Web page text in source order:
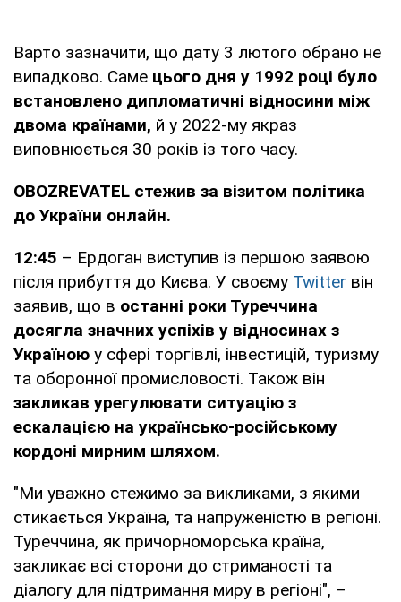
Варто зазначити, що дату 3 лютого обрано не
випадково. Саме цього дня у 1992 році було
встановлено дипломатичні відносини між
двома країнами, й у 2022-му якраз
виповнюється 30 років із того часу.
OBOZREVATEL стежив за візитом політика
до України онлайн.
12:45 – Ердоган виступив із першою заявою
після прибуття до Києва. У своєму Twitter він
заявив, що в останні роки Туреччина
досягла значних успіхів у відносинах з
Україною у сфері торгівлі, інвестицій, туризму
та оборонної промисловості. Також він
закликав урегулювати ситуацію з
ескалацією на українсько-російському
кордоні мирним шляхом.
"Ми уважно стежимо за викликами, з якими
стикається Україна, та напруженістю в регіоні.
Туреччина, як причорноморська країна,
закликає всі сторони до стриманості та
діалогу для підтримання миру в регіоні", –